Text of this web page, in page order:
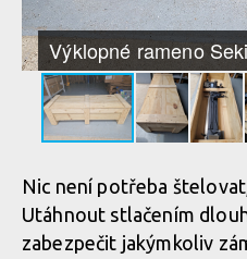
Výklopné rameno
Nic není potřeba
Utáhnout stlačením
zabezpečit jakýmkoliv